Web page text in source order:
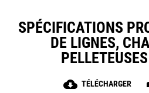
SPÉCIFICATIONS
DE LIGNES,
cloud_download TÉLÉCHARGER